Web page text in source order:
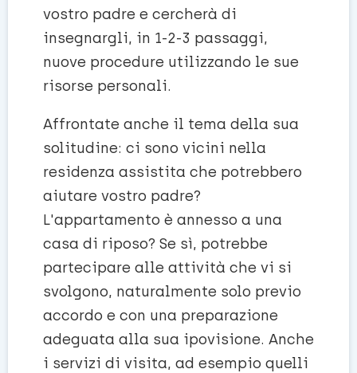
vostro padre e cercherà di
insegnargli, in 1-2-3 passaggi,
nuove procedure utilizzando le sue
risorse personali.
Affrontate anche il tema della sua
solitudine: ci sono vicini nella
residenza assistita che potrebbero
aiutare vostro padre?
L'appartamento è annesso a una
casa di riposo? Se sì, potrebbe
partecipare alle attività che vi si
svolgono, naturalmente solo previo
accordo e con una preparazione
adeguata alla sua ipovisione. Anche
i servizi di visita, ad esempio quelli